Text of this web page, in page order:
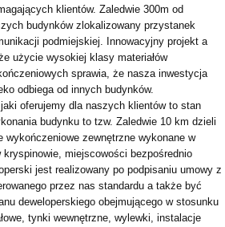
klientów. Zaledwie 300m od
budynków zlokalizowany przystanek
podmiejskiej. Innowacyjny projekt a
użycie wysokiej klasy materiałów
sprawia, że nasza inwestycja
odbiega od innych budynków.
oferujemy dla naszych klientów to stan
budynku to tzw. Zaledwie 10 km dzieli
zewnętrzne wykonane w
miejscowości bezpośrednio
jest realizowany po podpisaniu umowy z
przez nas standardu a także być
deweloperskiego obejmującego w stosunku
tynki wewnętrzne, wylewki, instalacje